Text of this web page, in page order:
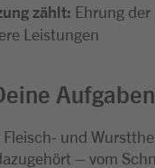
zählt: Ehrung
Leistungen
Aufgaben
Fleisch- und
– vom